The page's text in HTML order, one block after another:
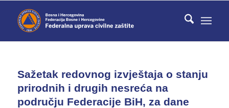
Sažetak redovnog izvještaja o stanju
prirodnih i drugih nesreća na
području Federacije BiH, za dane